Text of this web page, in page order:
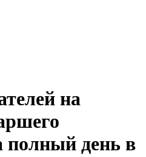
на
полный день в